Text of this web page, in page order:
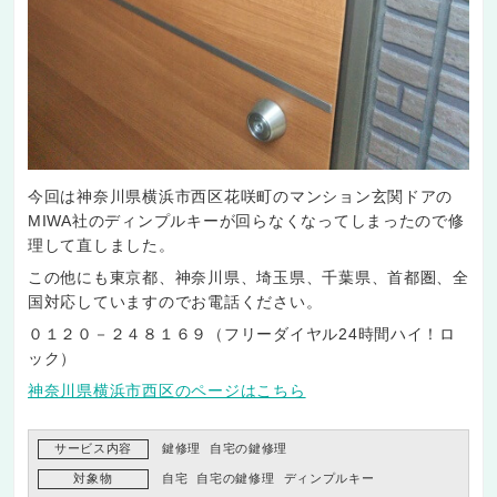
今回は神奈川県横浜市西区花咲町のマンション玄関ドアの
MIWA社のディンプルキーが回らなくなってしまったので修
理して直しました。
この他にも東京都、神奈川県、埼玉県、千葉県、首都圏、全
国対応していますのでお電話ください。
０１２０－２４８１６９（フリーダイヤル24時間ハイ！ロ
ック）
神奈川県横浜市西区のページはこちら
サービス内容 鍵修理 自宅の鍵修理
対象物 自宅 自宅の鍵修理 ディンプルキー